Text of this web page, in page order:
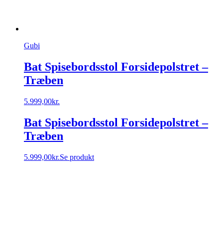
Gubi
Bat Spisebordsstol Forsidepolstret –
Træben
5.999,00kr.
Bat Spisebordsstol Forsidepolstret –
Træben
5.999,00kr.Se produkt